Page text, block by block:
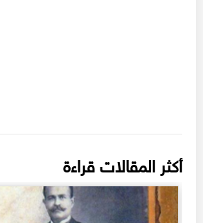
أكثر المقالات قراءة